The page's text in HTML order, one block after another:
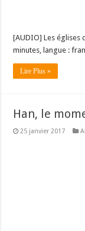
[AUDIO] Les églises
minutes, langue :
Lire Plus »
Han, le
25 janvier 2017